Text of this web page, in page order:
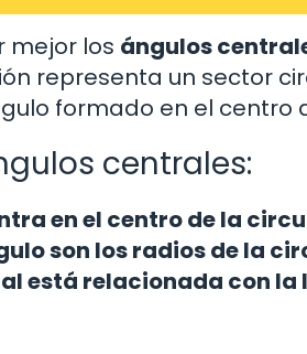
mejor los ángulos
representa un sector
formado en el centro
centrales:
en el centro de la
son los radios de la
está relacionada con